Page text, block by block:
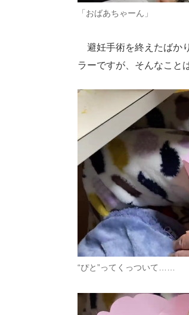
「おばあちゃーん」
避妊手術を終えたばか
ラーですが、そんなこと
“ぴと”ってくっついて……